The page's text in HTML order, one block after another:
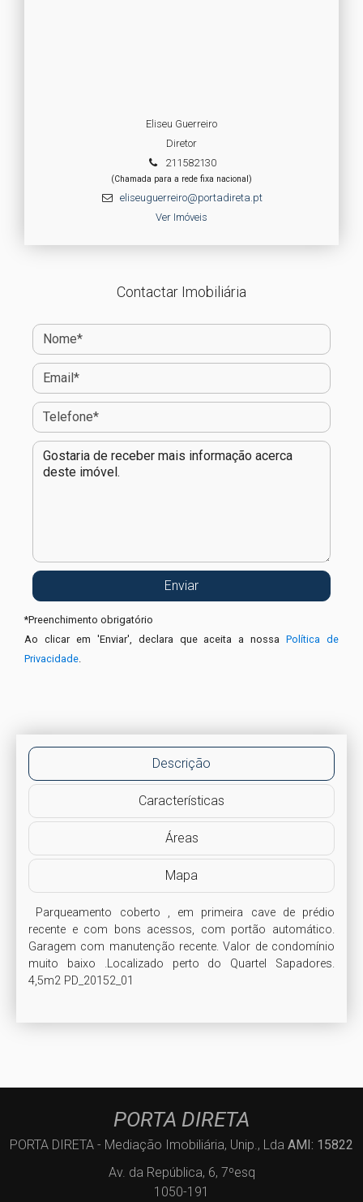
Eliseu Guerreiro
Diretor
211582130
(Chamada para a rede fixa nacional)
eliseuguerreiro@portadireta.pt
Ver Imóveis
Contactar Imobiliária
*Preenchimento obrigatório
Ao clicar em 'Enviar', declara que aceita a nossaPolítica de
Privacidade
Descrição
Características
Áreas
Mapa
recente e com bons acessos, com portão automático.
Garagem com manutenção recente. Valor de condomínio
muito baixo .Localizado perto do Quartel Sapadores.
4,5m2 PD_20152_01
PORTA DIRETA
PORTA DIRETA - Mediação Imobiliária, Unip., Lda AMI: 15822
Av. da República, 6, 7ºesq
1050-191